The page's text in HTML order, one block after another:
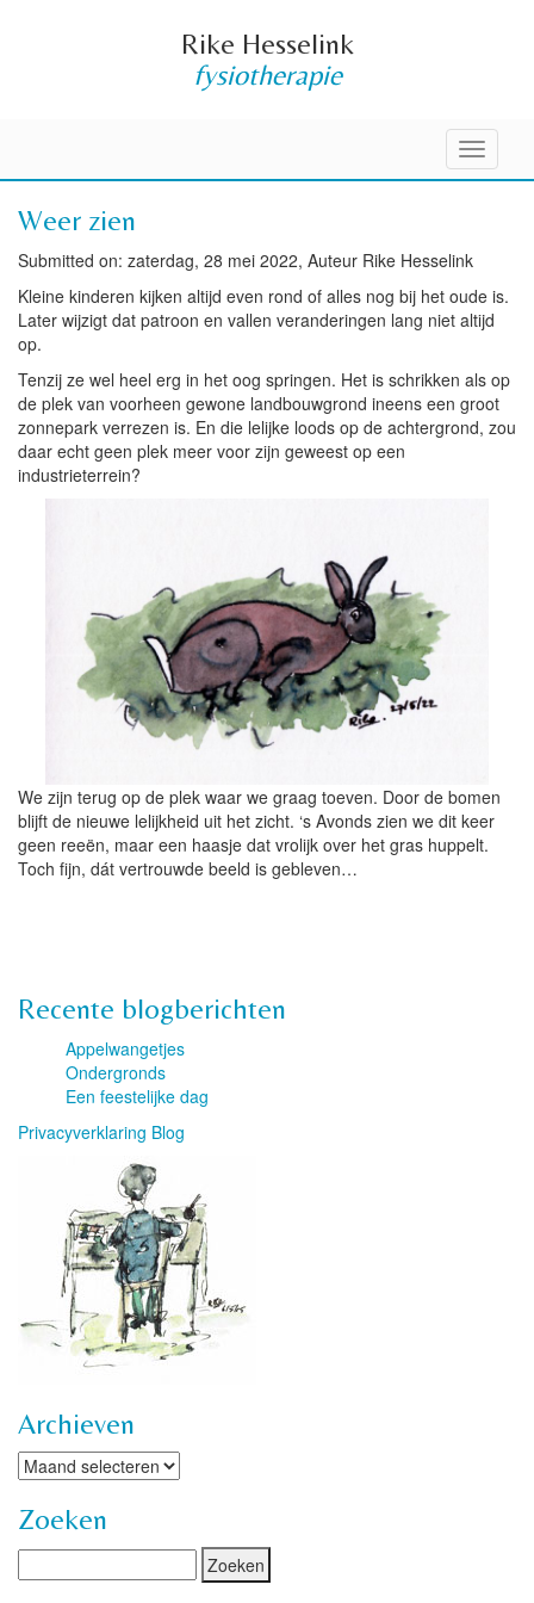
Rike Hesselink
fysiotherapie
Toggle
Weer zien
Submitted on: zaterdag, 28 mei 2022, Auteur Rike Hesselink
Kleine kinderen kijken altijd even rond of alles nog bij het oude is.
Later wijzigt dat patroon en vallen veranderingen lang niet altijd
op.
Tenzij ze wel heel erg in het oog springen. Het is schrikken als op
de plek van voorheen gewone landbouwgrond ineens een groot
zonnepark verrezen is. En die lelijke loods op de achtergrond, zou
daar echt geen plek meer voor zijn geweest op een
industrieterrein?
We zijn terug op de plek waar we graag toeven. Door de bomen
blijft de nieuwe lelijkheid uit het zicht. ‘s Avonds zien we dit keer
geen reeën, maar een haasje dat vrolijk over het gras huppelt.
Toch fijn, dát vertrouwde beeld is gebleven…
Recente blogberichten
Appelwangetjes
Ondergronds
Een feestelijke dag
Privacyverklaring Blog
Archieven
Archieven
Zoeken